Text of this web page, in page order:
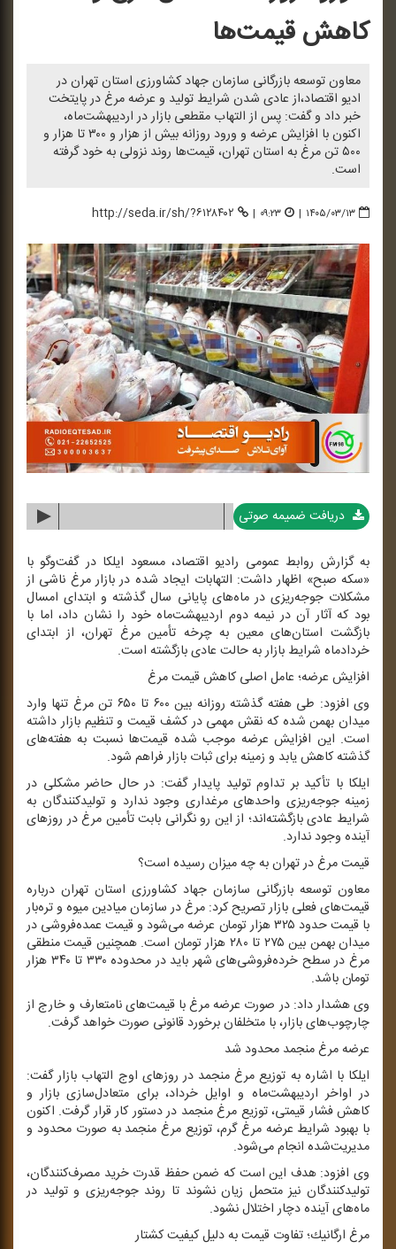
كاهش قیمت‌ها
معاون توسعه بازرگانی سازمان جهاد كشاورزی استان تهران در
ادیو اقتصاد،از عادی شدن شرایط تولید و عرضه مرغ در پایتخت
خبر داد و گفت: پس از التهاب مقطعی بازار در اردیبهشت‌ماه،
اكنون با افزایش عرضه و ورود روزانه بیش از هزار و ۳۰۰ تا هزار و
۵۰۰ تن مرغ به استان تهران، قیمت‌ها روند نزولی به خود گرفته
است.
۱۴۰۵/۰۳/۱۳ | ۰۹:۲۳ | http://seda.ir/sh/?۶۱۲۸۴۰۲
دریافت ضمیمه صوتی
به گزارش روابط عمومی رادیو اقتصاد، مسعود ایلكا در گفت‌وگو با
«سكه صبح» اظهار داشت: التهابات ایجاد شده در بازار مرغ ناشی از
مشكلات جوجه‌ریزی در ماه‌های پایانی سال گذشته و ابتدای امسال
بود كه آثار آن در نیمه دوم اردیبهشت‌ماه خود را نشان داد، اما با
بازگشت استان‌های معین به چرخه تأمین مرغ تهران، از ابتدای
خردادماه شرایط بازار به حالت عادی بازگشته است.
افزایش عرضه؛ عامل اصلی كاهش قیمت مرغ
وی افزود: طی هفته گذشته روزانه بین ۶۰۰ تا ۶۵۰ تن مرغ تنها وارد
میدان بهمن شده كه نقش مهمی در كشف قیمت و تنظیم بازار داشته
است. این افزایش عرضه موجب شده قیمت‌ها نسبت به هفته‌های
گذشته كاهش یابد و زمینه برای ثبات بازار فراهم شود.
ایلكا با تأكید بر تداوم تولید پایدار گفت: در حال حاضر مشكلی در
زمینه جوجه‌ریزی واحدهای مرغداری وجود ندارد و تولیدكنندگان به
شرایط عادی بازگشته‌اند؛ از این رو نگرانی بابت تأمین مرغ در روزهای
آینده وجود ندارد.
قیمت مرغ در تهران به چه میزان رسیده است؟
معاون توسعه بازرگانی سازمان جهاد كشاورزی استان تهران درباره
قیمت‌های فعلی بازار تصریح كرد: مرغ در سازمان میادین میوه و تره‌بار
با قیمت حدود ۳۲۵ هزار تومان عرضه می‌شود و قیمت عمده‌فروشی در
میدان بهمن بین ۲۷۵ تا ۲۸۰ هزار تومان است. همچنین قیمت منطقی
مرغ در سطح خرده‌فروشی‌های شهر باید در محدوده ۳۳۰ تا ۳۴۰ هزار
تومان باشد.
وی هشدار داد: در صورت عرضه مرغ با قیمت‌های نامتعارف و خارج از
چارچوب‌های بازار، با متخلفان برخورد قانونی صورت خواهد گرفت.
عرضه مرغ منجمد محدود شد
ایلكا با اشاره به توزیع مرغ منجمد در روزهای اوج التهاب بازار گفت:
در اواخر اردیبهشت‌ماه و اوایل خرداد، برای متعادل‌سازی بازار و
كاهش فشار قیمتی، توزیع مرغ منجمد در دستور كار قرار گرفت. اكنون
با بهبود شرایط عرضه مرغ گرم، توزیع مرغ منجمد به صورت محدود و
مدیریت‌شده انجام می‌شود.
وی افزود: هدف این است كه ضمن حفظ قدرت خرید مصرف‌كنندگان،
تولیدكنندگان نیز متحمل زیان نشوند تا روند جوجه‌ریزی و تولید در
ماه‌های آینده دچار اختلال نشود.
مرغ ارگانیك؛ تفاوت قیمت به دلیل كیفیت كشتار